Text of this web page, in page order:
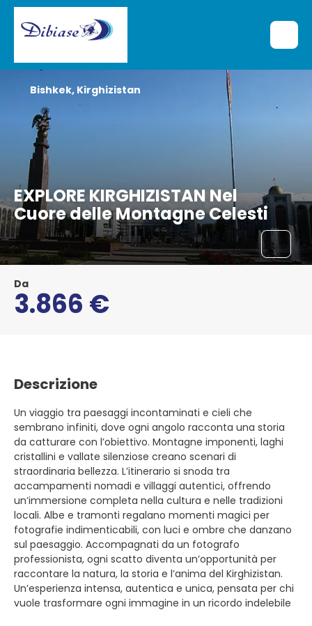
EXPLORE KIRGHIZISTAN Nel
Cuore delle Montagne Celesti
Bishkek, Kirghizistan
Da
3.866 €
Descrizione
Un viaggio tra paesaggi incontaminati e cieli che
sembrano infiniti, dove ogni angolo racconta una storia
da catturare con l’obiettivo. Montagne imponenti, laghi
cristallini e vallate silenziose creano scenari di
straordinaria bellezza. L’itinerario si snoda tra
accampamenti nomadi e villaggi autentici, offrendo
un’immersione completa nella cultura e nelle tradizioni
locali. Albe e tramonti regalano momenti magici per
fotografie indimenticabili, con luci e ombre che danzano
sul paesaggio. Accompagnati da un fotografo
professionista, ogni scatto diventa un’opportunità per
raccontare la natura, la storia e l’anima del Kirghizistan.
Un’esperienza intensa, autentica e unica, pensata per chi
vuole trasformare ogni immagine in un ricordo indelebile